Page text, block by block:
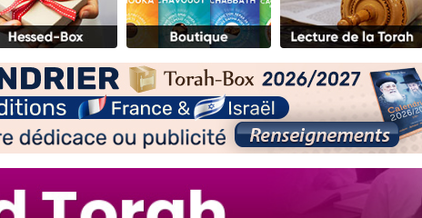
Il reste 49 places pour étudier en groupe sur Zoom
2 personnes viennent de nous rejoindre sur WhatsApp
29 personnes viennent de demander une bénédiction
Il reste 49 places pour étudier en groupe sur Zoom
2 personnes viennent de nous rejoindre sur WhatsApp
6 personnes viennent de nous rejoindre sur WhatsApp
4 personnes viennent de faire un don pour Reloger Rivka, 6 enfants, victime
2 personnes viennent de faire un don pour 1 Journée de Vacances Pour les